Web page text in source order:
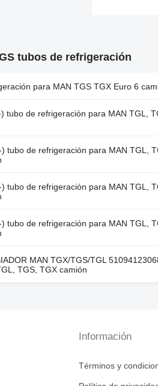
tubos de refrigeración
para MAN TGS TGX Euro 6
tubo de refrigeración para MAN TGL,
tubo de refrigeración para MAN TGL,
tubo de refrigeración para MAN TGL,
tubo de refrigeración para MAN TGL,
MAN TGX/TGS/TGL
TGS, TGX camión
Información
Términos y